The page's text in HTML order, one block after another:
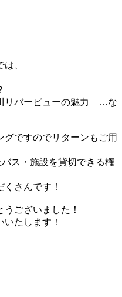
、
リバービューの魅力 …な
グですのでリターンもご用
ス・施設を貸切できる権
さんです！
ございました！
たします！